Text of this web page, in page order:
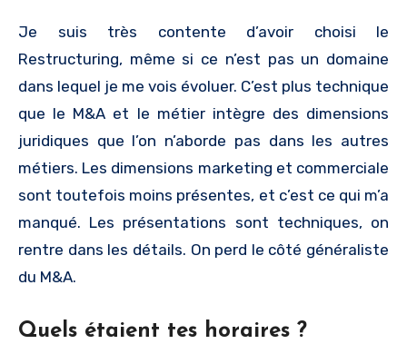
Je suis très contente d’avoir choisi le
Restructuring, même si ce n’est pas un domaine
dans lequel je me vois évoluer. C’est plus technique
que le M&A et le métier intègre des dimensions
juridiques que l’on n’aborde pas dans les autres
métiers. Les dimensions marketing et commerciale
sont toutefois moins présentes, et c’est ce qui m’a
manqué. Les présentations sont techniques, on
rentre dans les détails. On perd le côté généraliste
du M&A.
Quels étaient tes horaires ?